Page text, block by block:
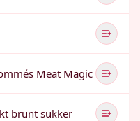
Meat Magic
brunt sukker